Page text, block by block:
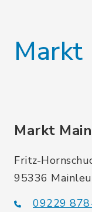
Markt
Markt
Fritz-
95336
09229